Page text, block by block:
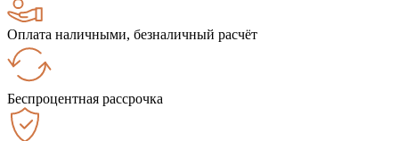
Оплата наличными, безналичный расчёт
Беспроцентная рассрочка